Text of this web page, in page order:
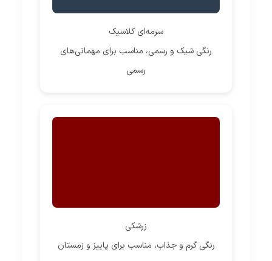
سرمه‌ای کلاسیک
رنگی شیک و رسمی، مناسب برای مهمانی‌های
رسمی
زرشکی
رنگی گرم و جذاب، مناسب برای پاییز و زمستان